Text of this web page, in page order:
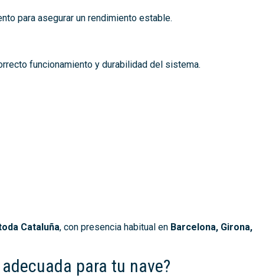
para asegurar un rendimiento estable.
funcionamiento y durabilidad del sistema.
Cataluña, con presencia habitual en Barcelona, Girona,
para tu nave?